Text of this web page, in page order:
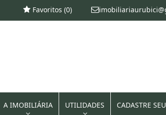
Favoritos (0)
A IMOBILIÁRIA UTILIDADES CADASTRE